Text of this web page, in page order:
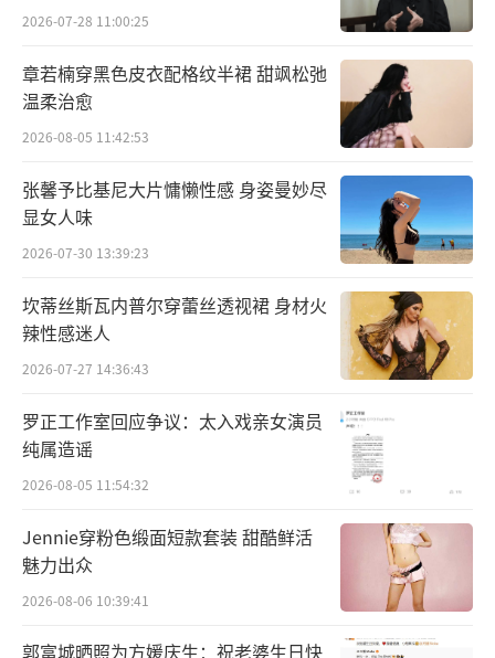
结束韩国巡演后，大航海4·STEP将继续
航行，7月份已官宣的巡演日程如下：7月6日成
都站，7月10日马来西亚吉隆坡站，7月13日日
本横滨站，7月27日西安站。巡演信息一经发布
立即引起世界各地歌迷的热烈响应，海外的火
爆程度也丝毫不亚于国内，尤其在日本。多年
来张艺兴在日本的人气一直高涨不下，此次震
撼而至，势必引发大批粉丝们的热烈追捧。
大航海4·STEP巡演不仅是一场场艺术盛
宴，也是一次次东西方文化的碰撞、交流，这
种文化输出方式，为中华文化的传承与发展注
2026-07-28 11:00:25
章若楠穿黑色皮衣配格纹半裙 甜飒松弛
温柔治愈
2026-08-05 11:42:53
张馨予比基尼大片慵懒性感 身姿曼妙尽
显女人味
2026-07-30 13:39:23
坎蒂丝斯瓦内普尔穿蕾丝透视裙 身材火
辣性感迷人
2026-07-27 14:36:43
罗正工作室回应争议：太入戏亲女演员
纯属造谣
2026-08-05 11:54:32
Jennie穿粉色缎面短款套装 甜酷鲜活
魅力出众
2026-08-06 10:39:41
郭富城晒照为方媛庆生：祝老婆生日快